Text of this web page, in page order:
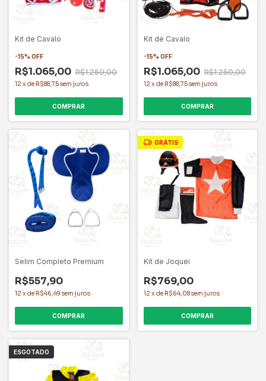
Kit de Cavalo
-15% OFF
R$1.065,00 R$1.250,00
12 x de R$88,75sem juros
COMPRAR
Kit de Cavalo
-15% OFF
R$1.065,00 R$1.250,00
12 x de R$88,75sem juros
COMPRAR
Selim Completo Premium
R$557,90
12 xde R$46,49 sem juros
COMPRAR
GRÁTIS
Kit de Joquei
R$769,00
12 xde R$64,08sem juros
COMPRAR
ESGOTADO